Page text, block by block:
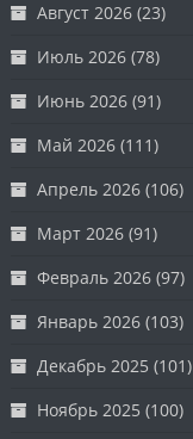
Август 2026 (23)
Июль 2026 (78)
Июнь 2026 (91)
Май 2026 (111)
Апрель 2026 (106)
Март 2026 (91)
Февраль 2026 (97)
Январь 2026 (103)
Декабрь 2025 (101)
Ноябрь 2025 (100)